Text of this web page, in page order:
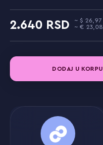
2.640
26,97
23,08
DODAJ U KORPU